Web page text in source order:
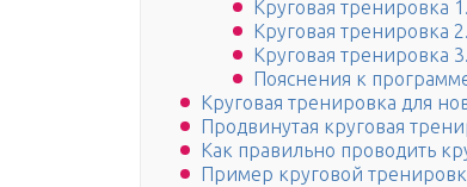
Круговая тренировка
Круговая тренировка
Круговая тренировка
Пояснения к
Круговая тренировка для
Продвинутая круговая
Как правильно проводить
Пример круговой